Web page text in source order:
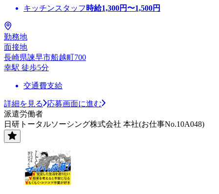
キッチンスタッフ 時給1,300円〜1,500円
勤務地
面接地
長崎県諫早市船越町700
幸駅 徒歩5分
交通費支給
詳細を見る
応募画面に進む
派遣労働者
日研トータルソーシング株式会社 本社(お仕事No.10A048)